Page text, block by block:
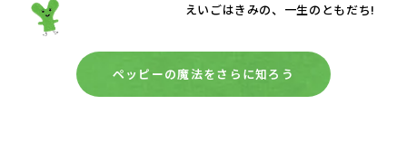
えいごはきみの、一生のともだち!
ペッピーの魔法をさらに知ろう